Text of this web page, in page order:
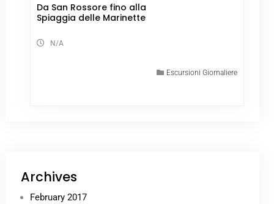
Da San Rossore fino alla
Spiaggia delle Marinette
N/A
Escursioni Giornaliere
Archives
February 2017